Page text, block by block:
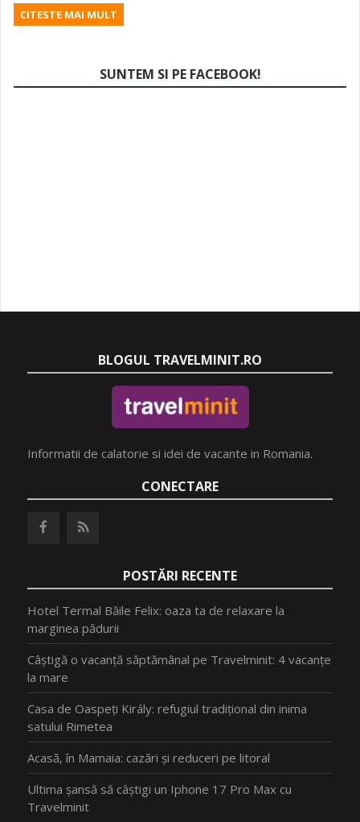
CITESTE MAI MULT
SUNTEM SI PE FACEBOOK!
BLOGUL TRAVELMINIT.RO
Informatii de calatorie si idei de vacante in Romania.
CONECTARE
POSTĂRI RECENTE
Hotel Termal Băile Felix: oaza ta de relaxare la
marginea pădurii
Câștigă o vacanță săptămânal pe Travelminit: 4 vacanțe
la mare
Casa de Oaspeți Király: refugiul tradițional din inima
satului Rimetea
Acasă, în Mamaia: cazări și reduceri pe litoral
Ultima șansă să câștigi un Iphone 17 Pro Max cu
Travelminit